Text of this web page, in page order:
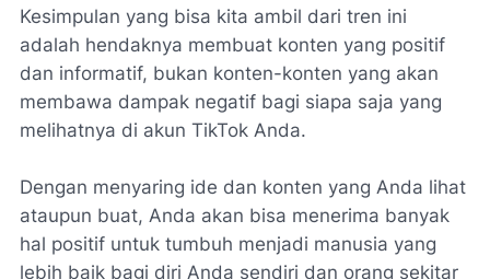
Kesimpulan yang bisa kita ambil dari tren ini
adalah hendaknya membuat konten yang positif
dan informatif, bukan konten-konten yang akan
membawa dampak negatif bagi siapa saja yang
melihatnya di akun TikTok Anda.
Dengan menyaring ide dan konten yang Anda lihat
ataupun buat, Anda akan bisa menerima banyak
hal positif untuk tumbuh menjadi manusia yang
lebih baik bagi diri Anda sendiri dan orang sekitar